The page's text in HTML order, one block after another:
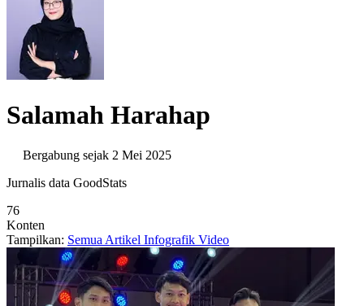
Salamah Harahap
Bergabung sejak 2 Mei 2025
Jurnalis data GoodStats
76
Konten
Tampilkan: Semua Artikel Infografik Video